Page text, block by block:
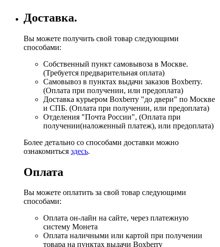
Доставка.
Вы можете получить свой товар следующими
способами:
Собственный пункт самовывоза в Москве.
(Требуется предварительная оплата)
Самовывоз в пунктах выдачи заказов Boxberry.
(Оплата при получении, или предоплата)
Доставка курьером Boxberry "до двери" по Москве
и СПБ. (Оплата при получении, или предоплата)
Отделения "Почта России", (Оплата при
получении(наложенный платеж), или предоплата)
Более детально со способами доставки можно
ознакомиться здесь.
Оплата
Вы можете оплатить за свой товар следующими
способами:
Оплата он-лайн на сайте, через платежную
систему Монета
Оплата наличными или картой при получении
товара на пунктах выдачи Boxberry